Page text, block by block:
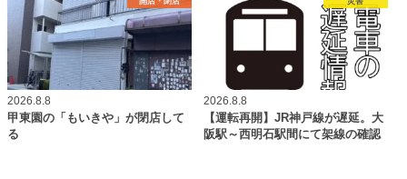
2026.8.8
甲東園の「もいきや」が閉店して
る
2026.8.8
【運転再開】JR神戸線が遅延。大
阪駅～西明石駅間にて架線の確認